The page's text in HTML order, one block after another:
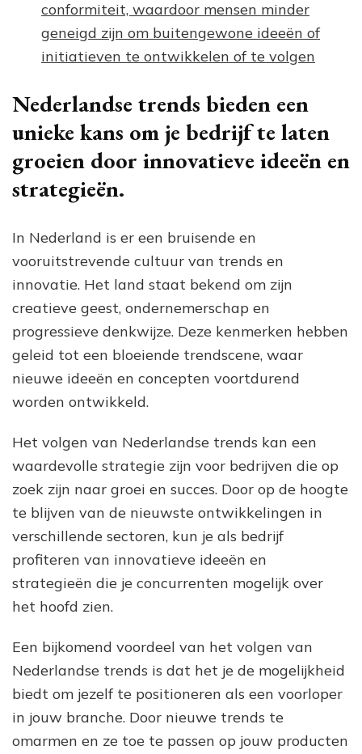
conformiteit, waardoor mensen minder
geneigd zijn om buitengewone ideeën of
initiatieven te ontwikkelen of te volgen
Nederlandse trends bieden een
unieke kans om je bedrijf te laten
groeien door innovatieve ideeën en
strategieën.
In Nederland is er een bruisende en
vooruitstrevende cultuur van trends en
innovatie. Het land staat bekend om zijn
creatieve geest, ondernemerschap en
progressieve denkwijze. Deze kenmerken hebben
geleid tot een bloeiende trendscene, waar
nieuwe ideeën en concepten voortdurend
worden ontwikkeld.
Het volgen van Nederlandse trends kan een
waardevolle strategie zijn voor bedrijven die op
zoek zijn naar groei en succes. Door op de hoogte
te blijven van de nieuwste ontwikkelingen in
verschillende sectoren, kun je als bedrijf
profiteren van innovatieve ideeën en
strategieën die je concurrenten mogelijk over
het hoofd zien.
Een bijkomend voordeel van het volgen van
Nederlandse trends is dat het je de mogelijkheid
biedt om jezelf te positioneren als een voorloper
in jouw branche. Door nieuwe trends te
omarmen en ze toe te passen op jouw producten